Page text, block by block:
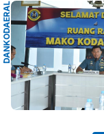
DA
N
K
O
D
A
E
R
A
L
X
II